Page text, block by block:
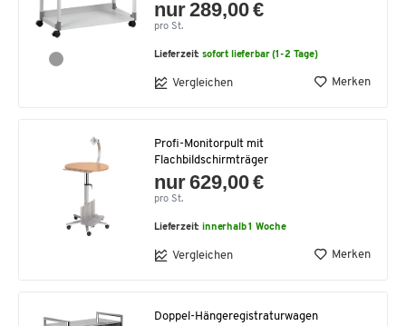
nur 289,00 €
pro St.
Lieferzeit:sofort lieferbar (1-2 Tage)
Vergleichen Merken
Profi-Monitorpult mit
Flachbildschirmträger
nur 629,00 €
pro St.
Lieferzeit:innerhalb 1 Woche
Vergleichen Merken
Doppel-Hängeregistraturwagen